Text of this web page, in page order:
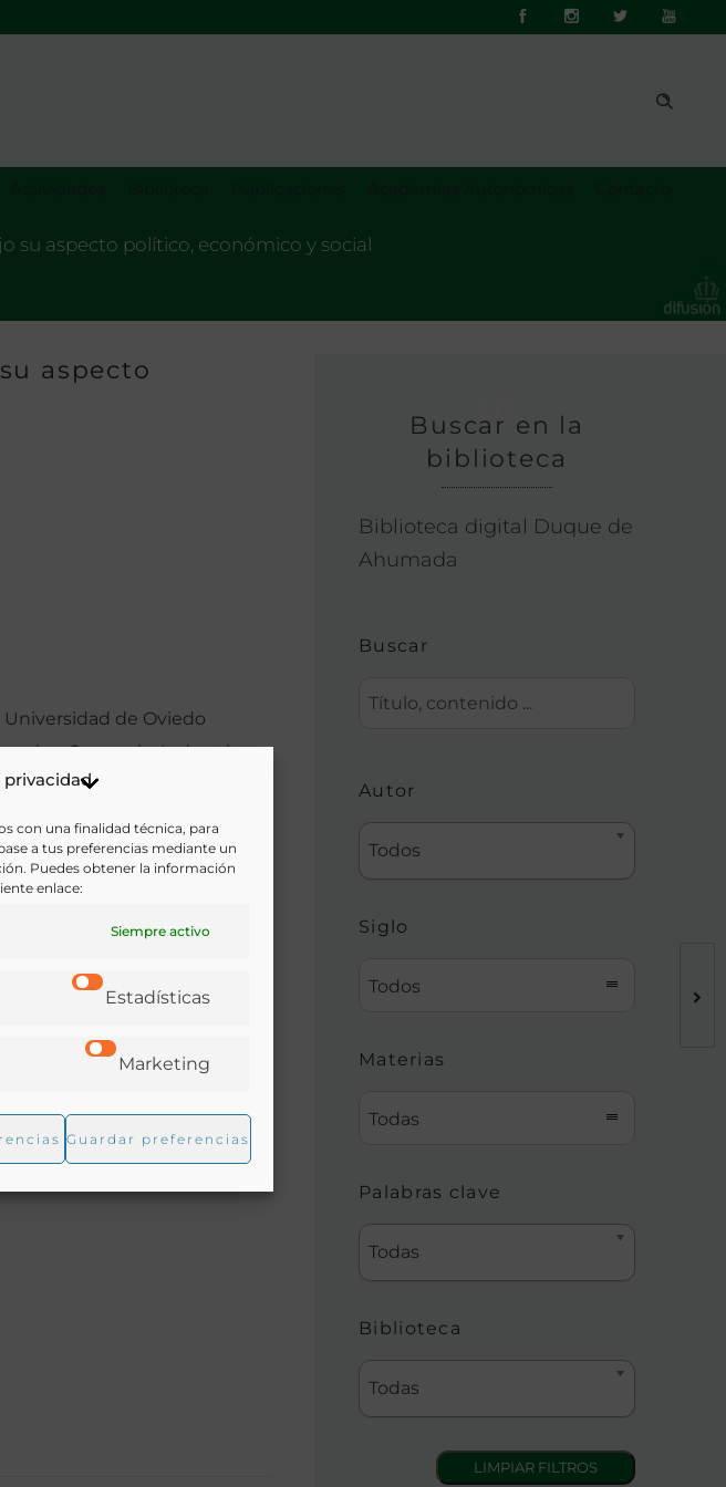
privacidad
con una finalidad técnica, para
a tus preferencias mediante un
Puedes obtener la información
enlace:
Siempre activo
Estadísticas
Marketing
Guardar preferencias
su aspecto político, económico y social
aspecto
de Oviedo
y Comercio, Industria
Cereales, Exportación,
Buscar en la
biblioteca
Biblioteca digital Duque de
Ahumada
Buscar
Autor
Todos
Siglo
Todos
Materias
Todas
Palabras clave
Todas
Biblioteca
Todas